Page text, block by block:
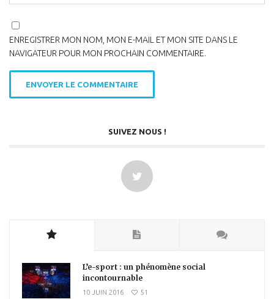
ENREGISTRER MON NOM, MON E-MAIL ET MON SITE DANS LE
NAVIGATEUR POUR MON PROCHAIN COMMENTAIRE.
SUIVEZ NOUS !
L’e-sport : un phénomène social
incontournable
10 JUIN 2016 51